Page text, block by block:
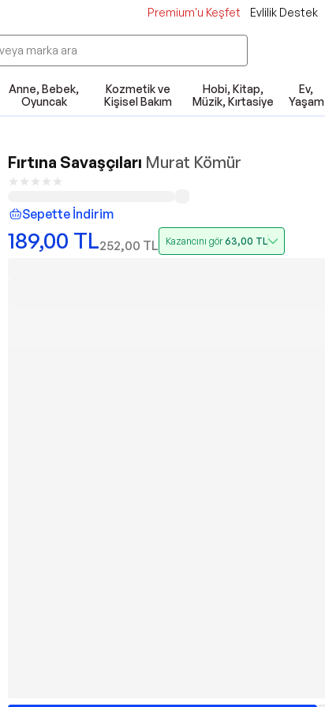
Premium'u Keşfet Evlilik Destek
Anne, Bebek,
Oyuncak
Kozmetik ve
Kişisel Bakım
Hobi, Kitap,
Müzik, Kırtasiye
Ev,
Yaşam
Fırtına Savaşçıları Murat Kömür
Sepette İndirim
189,00 TL252,00 TL Kazancını gör63,00 TL